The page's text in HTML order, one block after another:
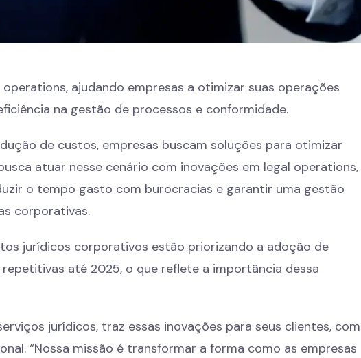
ajudando empresas a otimizar suas operações
na gestão de processos e conformidade.
de custos, empresas buscam soluções para otimizar
atuar nesse cenário com inovações em legal operations,
o tempo gasto com burocracias e garantir uma gestão
corporativas.
jurídicos corporativos estão priorizando a adoção de
até 2025, o que reflete a importância dessa
jurídicos, traz essas inovações para seus clientes, com
“Nossa missão é transformar a forma como as empresas